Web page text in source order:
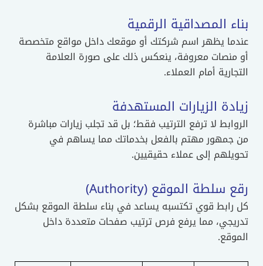
بناء المصداقية الرقمية
عندما يظهر اسم شركتك أو موقعك داخل مواقع متخصصة
أو منصات معروفة، ينعكس ذلك على صورة العلامة
التجارية أمام العملاء.
زيادة الزيارات المستهدفة
الروابط لا ترفع الترتيب فقط؛ بل قد تجلب زيارات مباشرة
من جمهور مهتم بالفعل بخدماتك مما يساهم في
تحويلهم إلى عملاء حقيقيين.
رقع سلطة الموقع (Authority)
كل رابط قوي تكتسبه يساعد في بناء سلطة الموقع بشكل
تدريجي، مما يرفع فرص ترتيب صفحات متعددة داخل
الموقع.